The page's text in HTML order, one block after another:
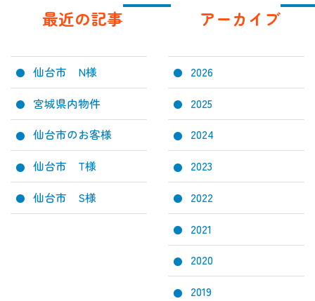
最近の記事
仙台市 N様
宮城県内物件
仙台市のお客様
仙台市 T様
仙台市 S様
アーカイブ
2026
2025
2024
2023
2022
2021
2020
2019